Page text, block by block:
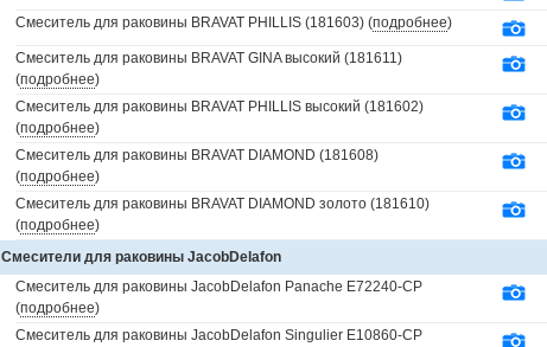
Смеситель для раковины BRAVAT PHILLIS (181603) (подробнее)
Смеситель для раковины BRAVAT GINA высокий (181611)
(подробнее)
Смеситель для раковины BRAVAT PHILLIS высокий (181602)
(подробнее)
Смеситель для раковины BRAVAT DIAMOND (181608)
(подробнее)
Смеситель для раковины BRAVAT DIAMOND золото (181610)
(подробнее)
Смесители для раковины JacobDelafon
Смеситель для раковины JacobDelafon Panache E72240-CP
(подробнее)
Смеситель для раковины JacobDelafon Singulier E10860-CP